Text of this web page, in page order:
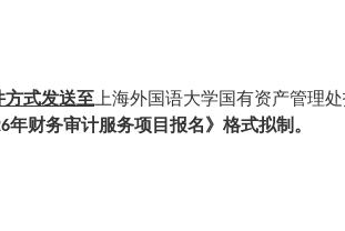
方式发送至 上海外国语大学国有资产管理
年财务审计服务项目报名》格式拟制。